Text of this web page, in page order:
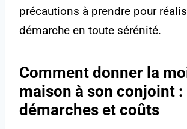
précautions à prendre pour
démarche en toute sérénité.
Comment donner la
maison à son conjoint :
démarches et coûts